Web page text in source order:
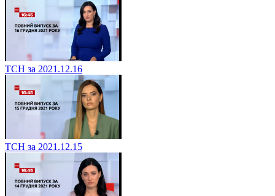
ТСН за 2021.12.16
ТСН за 2021.12.15